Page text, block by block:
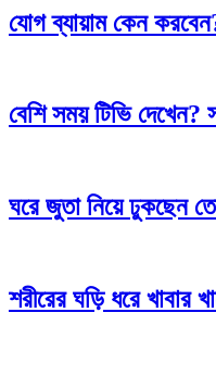
যোগ ব্যায়াম কেন
বেশি সময় টিভি
ঘরে জুতা নিয়ে ঢুকছেন
শরীরের ঘড়ি ধরে খাবার